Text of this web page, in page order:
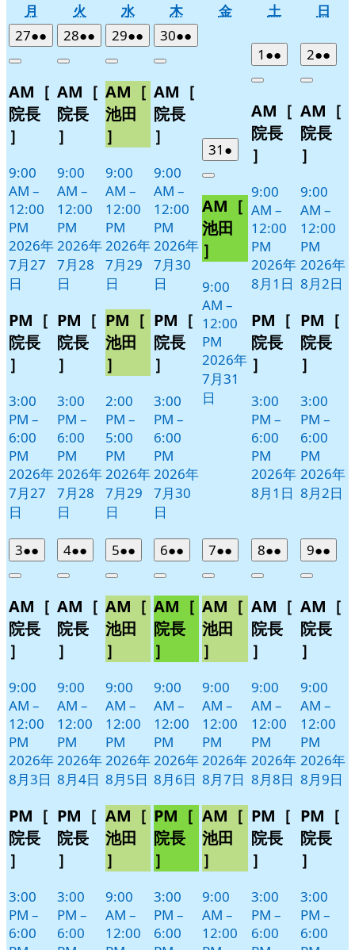
月
曜
日
火
曜
日
水水
曜
日
木木
曜
日
金金
土土
日
日
日
272026
年
月
27
日
●●
件
イ
ベ
ト)
Close
AM［
院長
］
9:00
AM –
12:00
PM
2026年
7月27
日
PM［
院長
］
3:00
PM –
6:00
PM
2026年
7月27
日
282026
年
月
28
日
●●
件
イ
ベ
ト)
Close
AM［
院長
］
9:00
AM –
12:00
PM
2026年
7月28
日
PM［
院長
］
3:00
PM –
6:00
PM
2026年
7月28
日
292026
年
月
29
日
●●
件
イ
ベ
ト)
Close
AM［
池田
］
9:00
AM –
12:00
PM
2026年
7月29
日
PM［
池田
］
2:00
PM –
5:00
PM
2026年
7月29
日
302026
年
月
30
日
●●
件
イ
Close
AM［
院長
］
9:00
AM –
12:00
PM
2026年
7月30
日
PM［
院長
］
3:00
PM –
6:00
PM
2026年
7月30
日
31 2026
年
月
31
日
●
件
イ
ベ
ト)
Close
AM［
池田
］
9:00
AM –
12:00
PM
2026年
7月31
日
1 2026
年
月
1
日
●●
件
イ
ベ
Close
AM［
院長
］
9:00
AM –
12:00
PM
2026年
8月1日
PM［
院長
］
3:00
PM –
6:00
PM
2026年
8月1日
22026
年
月
2
日
●●
件
イ
ベ
Close
AM［
院長
］
9:00
AM –
12:00
PM
2026年
8月2日
PM［
院長
］
3:00
PM –
6:00
PM
2026年
8月2日
32026
年
月
3
日
●●
件
イ
ベ
Close
AM［
院長
］
9:00
AM –
12:00
PM
2026年
8月3日
PM［
院長
］
3:00
PM –
6:00
42026
年
月
4
日
●●
件
イ
ベ
Close
AM［
院長
］
9:00
AM –
12:00
PM
2026年
8月4日
PM［
院長
］
3:00
PM –
6:00
52026
年
月
5
日
●●
件
イ
ベ
ト)
Close
AM［
池田
］
9:00
AM –
12:00
PM
2026年
8月5日
AM［
池田
］
9:00
AM –
12:00
62026
年
月
6
日
●●
件
イ
ベ
ト)
Close
AM［
院長
］
9:00
AM –
12:00
PM
2026年
8月6日
PM［
院長
］
3:00
PM –
6:00
72026
年
月
7
日
●●
件
イ
ベ
ト)
Close
AM［
池田
］
9:00
AM –
12:00
PM
2026年
8月7日
AM［
池田
］
9:00
AM –
12:00
82026
年
月
8
日
●●
件
イ
ベ
Close
AM［
院長
］
9:00
AM –
12:00
PM
2026年
8月8日
PM［
院長
］
3:00
PM –
6:00
92026
年
月
9
日
●●
件
イ
ベ
Close
AM［
院長
］
9:00
AM –
12:00
PM
2026年
8月9日
PM［
院長
］
3:00
PM –
6:00